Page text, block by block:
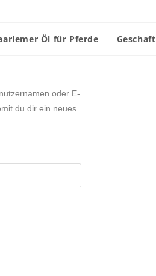
Öl für Pferde Geschaft
oder E-
du dir ein neues